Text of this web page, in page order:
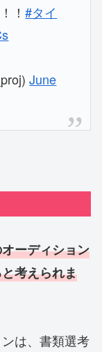
！#タイ
June
オーディション
考えられま
は、書類選考